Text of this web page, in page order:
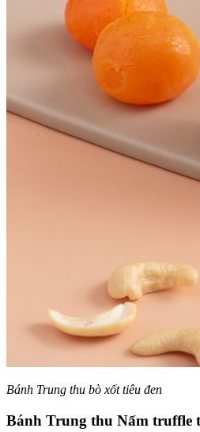
Bánh Trung thu bò xốt tiêu đen
Bánh Trung thu Nấm truffle